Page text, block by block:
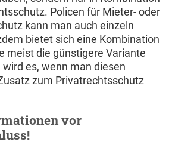
Policen für Mieter- oder
kann man auch einzeln
bietet sich eine Kombination
meist die günstigere Variante
es, wenn man diesen
zum Privatrechtsschutz
vor